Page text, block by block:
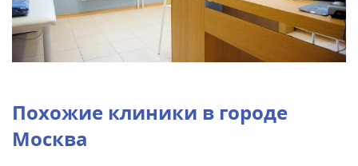
Похожие клиники в городе
Москва